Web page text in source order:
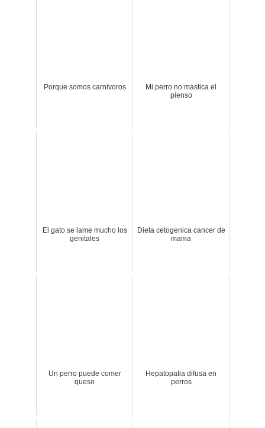
Porque somos carnivoros
Mi perro no mastica el
pienso
El gato se lame mucho los
genitales
Dieta cetogenica cancer de
mama
Un perro puede comer
queso
Hepatopatia difusa en
perros